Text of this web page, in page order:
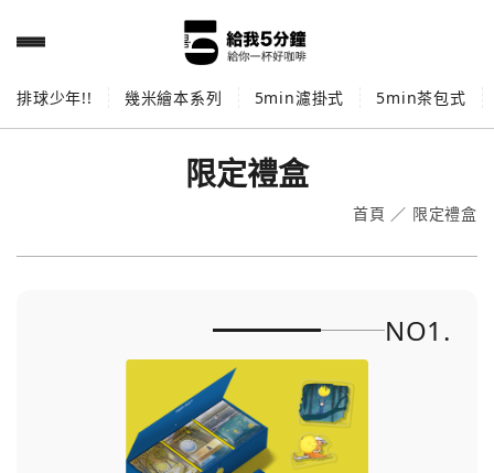
排球少年!! 幾米繪本系列 5min濾掛式 5min茶包式
限定禮盒
首頁 ／ 限定禮盒
NO1.